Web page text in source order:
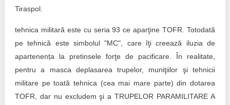
Tiraspol.
tehnica militară este cu seria 93 ce aparţine TOFR. Totodată
pe tehnică este simbolul "MC", care îţi creează iluzia de
apartenența la pretinsele forţe de pacificare. În realitate,
pentru a masca deplasarea trupelor, muniţiilor şi tehnicii
militare pe toată tehnica (cea mai mare parte) din dotarea
TOFR, dar nu excludem şi a TRUPELOR PARAMILITARE A